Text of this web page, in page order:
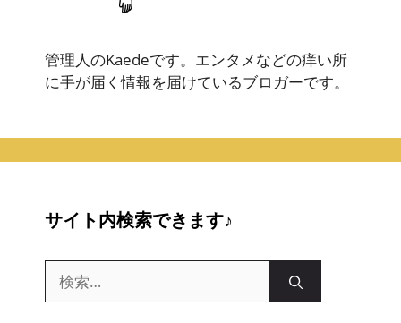
管理人のKaedeです。エンタメなどの痒い所
に手が届く情報を届けているブロガーです。
サイト内検索できます♪
索: